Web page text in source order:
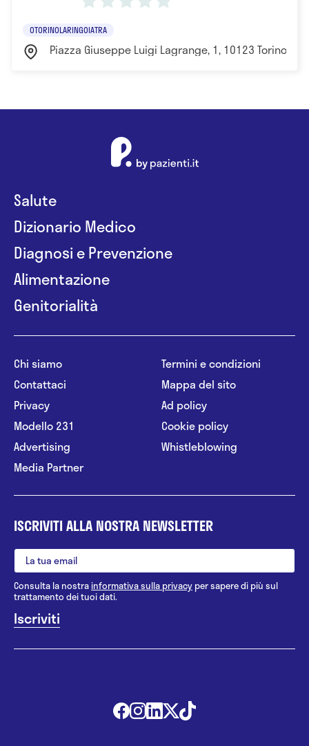
OTORINOLARINGOIATRA
Piazza Giuseppe Luigi Lagrange, 1, 10123 Torino,
Salute
Dizionario Medico
Diagnosi e Prevenzione
Alimentazione
Genitorialità
Chi siamo
Contattaci
Privacy
Modello 231
Advertising
Media Partner
Termini e condizioni
Mappa del sito
Ad policy
Cookie policy
Whistleblowing
ISCRIVITI ALLA NOSTRA NEWSLETTER
Consulta la nostrainformativa sulla privacy per sapere di più sul
trattamento dei tuoi dati.